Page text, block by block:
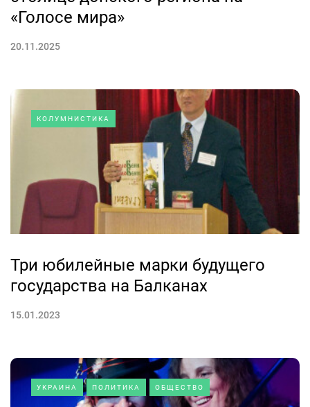
«Голосе мира»
20.11.2025
КОЛУМНИСТИКА
Три юбилейные марки будущего
государства на Балканах
15.01.2023
УКРАИНА ПОЛИТИКА ОБЩЕСТВО